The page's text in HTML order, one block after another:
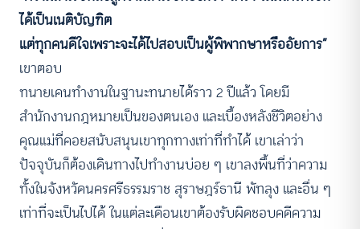
ได้เป็นเนติบัญฑิต
แต่ทุกคนดีใจเพราะจะได้ไปสอบเป็นผู้พิพากษาหรืออัยการ”
เขาตอบ
ทนายเคนทำงานในฐานะทนายได้ราว 2 ปีแล้ว โดยมี
สำนักงานกฎหมายเป็นของตนเอง และเบื้องหลังชีวิตอย่าง
คุณแม่ที่คอยสนับสนุนเขาทุกทางเท่าที่ทำได้ เขาเล่าว่า
ปัจจุบันก็ต้องเดินทางไปทำงานบ่อย ๆ เขาลงพื้นที่ว่าความ
ทั้งในจังหวัดนครศรีธรรมราช สุราษฎร์ธานี พัทลุง และอื่น ๆ
เท่าที่จะเป็นไปได้ ในแต่ละเดือนเขาต้องรับผิดชอบคดีความ